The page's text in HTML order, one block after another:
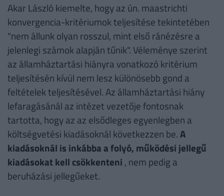
Akar László kiemelte, hogy az ún. maastrichti
konvergencia-kritériumok teljesítése tekintetében
"nem állunk olyan rosszul, mint első ránézésre a
jelenlegi számok alapján tűnik". Véleménye szerint
az államháztartási hiányra vonatkozó kritérium
teljesítésén kívül nem lesz különösebb gond a
feltételek teljesítésével. Az államháztartási hiány
lefaragásánál az intézet vezetője fontosnak
tartotta, hogy az az elsődleges egyenlegben a
költségvetési kiadásoknál következzen be.A
kiadásoknál is inkábba a folyó, működési jellegű
kiadásokat kell csökkenteni , nem pedig a
beruházási jellegűeket.